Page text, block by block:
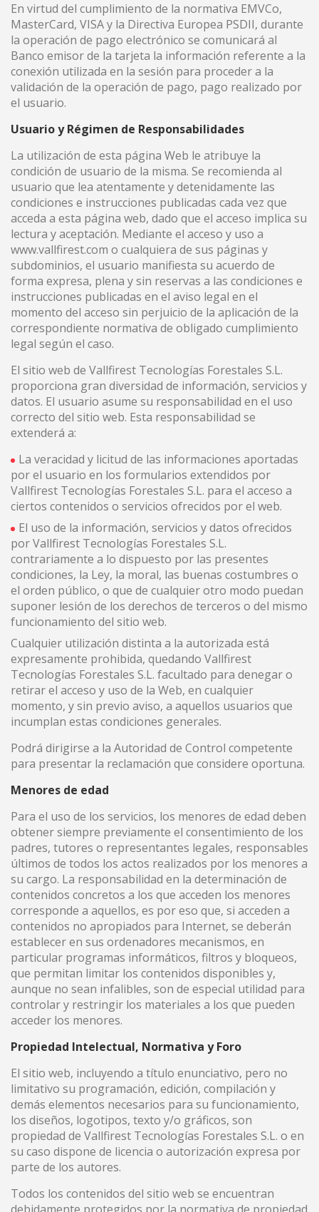
En virtud del cumplimiento de la normativa EMVCo,
MasterCard, VISA y la Directiva Europea PSDII, durante
la operación de pago electrónico se comunicará al
Banco emisor de la tarjeta la información referente a la
conexión utilizada en la sesión para proceder a la
validación de la operación de pago, pago realizado por
el usuario.
Usuario y Régimen de Responsabilidades
La utilización de esta página Web le atribuye la
condición de usuario de la misma. Se recomienda al
usuario que lea atentamente y detenidamente las
condiciones e instrucciones publicadas cada vez que
acceda a esta página web, dado que el acceso implica su
lectura y aceptación. Mediante el acceso y uso a
www.vallfirest.com o cualquiera de sus páginas y
subdominios, el usuario manifiesta su acuerdo de
forma expresa, plena y sin reservas a las condiciones e
instrucciones publicadas en el aviso legal en el
momento del acceso sin perjuicio de la aplicación de la
correspondiente normativa de obligado cumplimiento
legal según el caso.
El sitio web de Vallfirest Tecnologías Forestales S.L.
proporciona gran diversidad de información, servicios y
datos. El usuario asume su responsabilidad en el uso
correcto del sitio web. Esta responsabilidad se
extenderá a:
La veracidad y licitud de las informaciones aportadas
por el usuario en los formularios extendidos por
Vallfirest Tecnologías Forestales S.L. para el acceso a
ciertos contenidos o servicios ofrecidos por el web.
El uso de la información, servicios y datos ofrecidos
por Vallfirest Tecnologías Forestales S.L.
contrariamente a lo dispuesto por las presentes
condiciones, la Ley, la moral, las buenas costumbres o
el orden público, o que de cualquier otro modo puedan
suponer lesión de los derechos de terceros o del mismo
funcionamiento del sitio web.
Cualquier utilización distinta a la autorizada está
expresamente prohibida, quedando Vallfirest
Tecnologías Forestales S.L. facultado para denegar o
retirar el acceso y uso de la Web, en cualquier
momento, y sin previo aviso, a aquellos usuarios que
incumplan estas condiciones generales.
Podrá dirigirse a la Autoridad de Control competente
para presentar la reclamación que considere oportuna.
Menores de edad
Para el uso de los servicios, los menores de edad deben
obtener siempre previamente el consentimiento de los
padres, tutores o representantes legales, responsables
últimos de todos los actos realizados por los menores a
su cargo. La responsabilidad en la determinación de
contenidos concretos a los que acceden los menores
corresponde a aquellos, es por eso que, si acceden a
contenidos no apropiados para Internet, se deberán
establecer en sus ordenadores mecanismos, en
particular programas informáticos, filtros y bloqueos,
que permitan limitar los contenidos disponibles y,
aunque no sean infalibles, son de especial utilidad para
controlar y restringir los materiales a los que pueden
acceder los menores.
Propiedad Intelectual, Normativa y Foro
El sitio web, incluyendo a título enunciativo, pero no
limitativo su programación, edición, compilación y
demás elementos necesarios para su funcionamiento,
los diseños, logotipos, texto y/o gráficos, son
propiedad de Vallfirest Tecnologías Forestales S.L. o en
su caso dispone de licencia o autorización expresa por
parte de los autores.
Todos los contenidos del sitio web se encuentran